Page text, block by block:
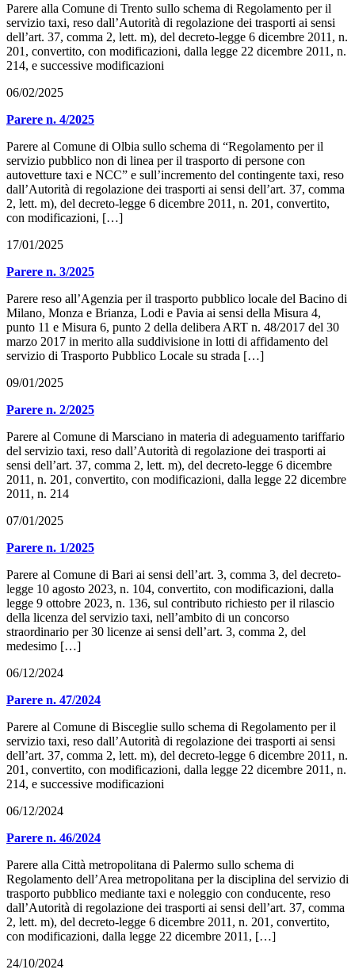
Parere alla Comune di Trento sullo schema di Regolamento per il
servizio taxi, reso dall’Autorità di regolazione dei trasporti ai sensi
dell’art. 37, comma 2, lett. m), del decreto-legge 6 dicembre 2011, n.
201, convertito, con modificazioni, dalla legge 22 dicembre 2011, n.
214, e successive modificazioni
06/02/2025
Parere n. 4/2025
Parere al Comune di Olbia sullo schema di “Regolamento per il
servizio pubblico non di linea per il trasporto di persone con
autovetture taxi e NCC” e sull’incremento del contingente taxi, reso
dall’Autorità di regolazione dei trasporti ai sensi dell’art. 37, comma
2, lett. m), del decreto-legge 6 dicembre 2011, n. 201, convertito,
con modificazioni, […]
17/01/2025
Parere n. 3/2025
Parere reso all’Agenzia per il trasporto pubblico locale del Bacino di
Milano, Monza e Brianza, Lodi e Pavia ai sensi della Misura 4,
punto 11 e Misura 6, punto 2 della delibera ART n. 48/2017 del 30
marzo 2017 in merito alla suddivisione in lotti di affidamento del
servizio di Trasporto Pubblico Locale su strada […]
09/01/2025
Parere n. 2/2025
Parere al Comune di Marsciano in materia di adeguamento tariffario
del servizio taxi, reso dall’Autorità di regolazione dei trasporti ai
sensi dell’art. 37, comma 2, lett. m), del decreto-legge 6 dicembre
2011, n. 201, convertito, con modificazioni, dalla legge 22 dicembre
2011, n. 214
07/01/2025
Parere n. 1/2025
Parere al Comune di Bari ai sensi dell’art. 3, comma 3, del decreto-
legge 10 agosto 2023, n. 104, convertito, con modificazioni, dalla
legge 9 ottobre 2023, n. 136, sul contributo richiesto per il rilascio
della licenza del servizio taxi, nell’ambito di un concorso
straordinario per 30 licenze ai sensi dell’art. 3, comma 2, del
medesimo […]
06/12/2024
Parere n. 47/2024
Parere al Comune di Bisceglie sullo schema di Regolamento per il
servizio taxi, reso dall’Autorità di regolazione dei trasporti ai sensi
dell’art. 37, comma 2, lett. m), del decreto-legge 6 dicembre 2011, n.
201, convertito, con modificazioni, dalla legge 22 dicembre 2011, n.
214, e successive modificazioni
06/12/2024
Parere n. 46/2024
Parere alla Città metropolitana di Palermo sullo schema di
Regolamento dell’Area metropolitana per la disciplina del servizio di
trasporto pubblico mediante taxi e noleggio con conducente, reso
dall’Autorità di regolazione dei trasporti ai sensi dell’art. 37, comma
2, lett. m), del decreto-legge 6 dicembre 2011, n. 201, convertito,
con modificazioni, dalla legge 22 dicembre 2011, […]
24/10/2024